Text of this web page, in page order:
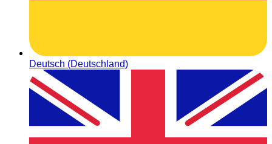
Deutsch (Deutschland)